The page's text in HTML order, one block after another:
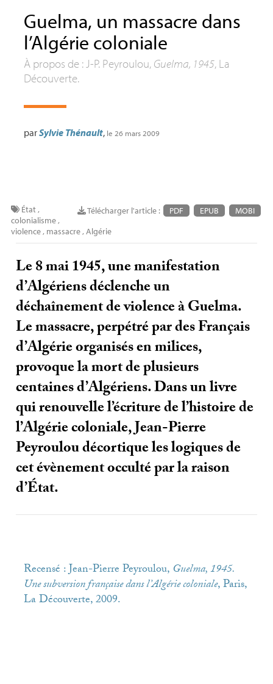
Guelma, un massacre dans
l’Algérie coloniale
À propos de : J-P. Peyroulou, Guelma, 1945, La
Découverte.
parSylvie Thénault, le 26 mars 2009
Télécharger l'article : PDF EPUB MOBI
État,
colonialisme,
violence, massacre,Algérie
Le 8 mai 1945, une manifestation
d’Algériens déclenche un
déchaînement de violence à Guelma.
Le massacre, perpétré par des Français
d’Algérie organisés en milices,
provoque la mort de plusieurs
centaines d’Algériens. Dans un livre
qui renouvelle l’écriture de l’histoire de
l’Algérie coloniale, Jean-Pierre
Peyroulou décortique les logiques de
cet évènement occulté par la raison
d’État.
Recensé : Jean-Pierre Peyroulou, Guelma, 1945.
Une subversion française dans l’Algérie coloniale, Paris,
La Découverte, 2009.